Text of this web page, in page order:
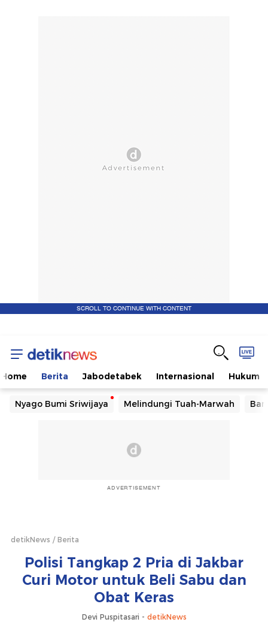
SCROLL TO CONTINUE WITH CONTENT
Home Berita Jabodetabek Internasional Hukum
Nyago Bumi Sriwijaya Melindungi Tuah-Marwah
ADVERTISEMENT
detikNews Berita
Polisi Tangkap 2 Pria di Jakbar
Curi Motor untuk Beli Sabu dan
Obat Keras
Devi Puspitasari - detikNews